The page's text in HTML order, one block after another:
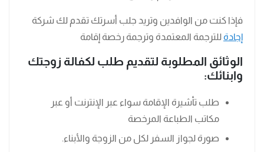
فإذا كنت من الوافدين وتريد جلب أسرتك تقدم لك شركة
إجادة للترجمة المعتمدة وترجمة رخصة إقامة
الوثائق المطلوبة لتقديم طلب لكفالة زوجتك
وابنائك:
طلب تأشيرة الإقامة سواء عبر الإنترنت أو عبر
مكاتب الطباعة المرخصة
صورة لجواز السفر لكل من الزوجة والأبناء.